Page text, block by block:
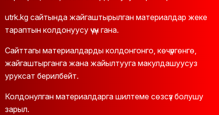
utrk.kg сайтында жайгаштырылган материалдар жеке
тараптын колдонуусу үчүн гана.
Сайттагы материалдарды колдонгонго, көчүргөнгө,
жайгаштырганга жана жайылтууга макулдашуусуз
уруксат берилбейт.
Колдонулган материалдарга шилтеме сөзсүз болушу
зарыл.